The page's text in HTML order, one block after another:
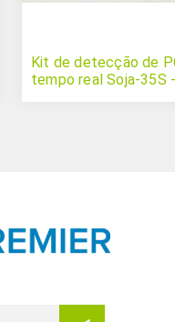
Kit de detecção de
tempo real Soja-35S